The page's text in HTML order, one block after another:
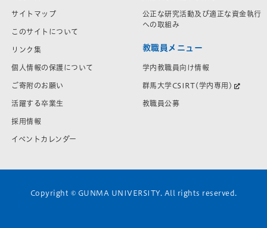
サイトマップ
このサイトについて
リンク集
個人情報の保護について
ご寄附のお願い
活躍する卒業生
採用情報
イベントカレンダー
公正な研究活動及び適正な資金執行
への取組み
教職員メニュー
学内教職員向け情報
群馬大学CSIRT(学内専用)
教職員公募
Copyright © GUNMA UNIVERSITY. All rights reserved.